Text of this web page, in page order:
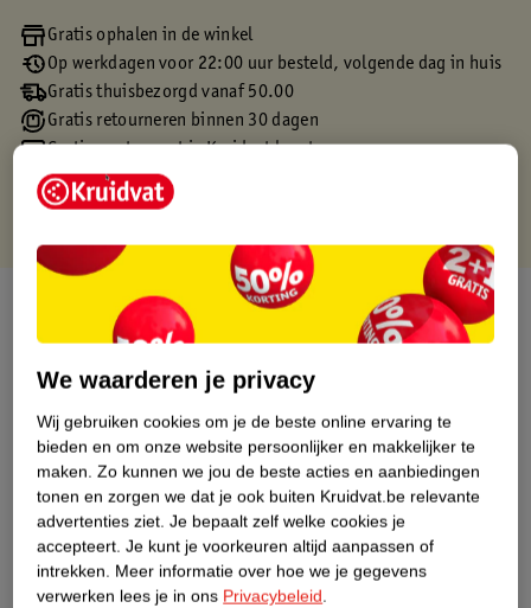
Gratis ophalen in de winkel
Op werkdagen voor 22:00 uur besteld, volgende dag in huis
Gratis thuisbezorgd vanaf 50.00
Gratis retourneren binnen 30 dagen
Gratis punten met je Kruidvat kaart
Over dit product
Etiketinformatie
Nature Impact Score
Dit product heeft (nog) geen Nature
Impact Score.
Meer informatie
We waarderen je privacy
Wij gebruiken cookies om je de beste online ervaring te
bieden en om onze website persoonlijker en makkelijker te
maken. Zo kunnen we jou de beste acties en aanbiedingen
tonen en zorgen we dat je ook buiten Kruidvat.be relevante
advertenties ziet. Je bepaalt zelf welke cookies je
accepteert. Je kunt je voorkeuren altijd aanpassen of
intrekken. Meer informatie over hoe we je gegevens
verwerken lees je in ons Privacybeleid.